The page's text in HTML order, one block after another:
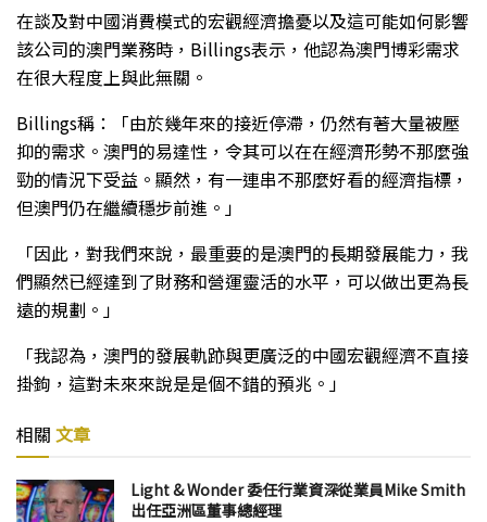
在談及對中國消費模式的宏觀經濟擔憂以及這可能如何影響
該公司的澳門業務時，Billings表示，他認為澳門博彩需求
在很大程度上與此無關。
Billings稱：「由於幾年來的接近停滯，仍然有著大量被壓
抑的需求。澳門的易達性，令其可以在在經濟形勢不那麼強
勁的情況下受益。顯然，有一連串不那麼好看的經濟指標，
但澳門仍在繼續穩步前進。」
「因此，對我們來說，最重要的是澳門的長期發展能力，我
們顯然已經達到了財務和營運靈活的水平，可以做出更為長
遠的規劃。」
「我認為，澳門的發展軌跡與更廣泛的中國宏觀經濟不直接
掛鉤，這對未來來說是是個不錯的預兆。」
相關 文章
Light & Wonder 委任行業資深從業員Mike Smith
出任亞洲區董事總經理